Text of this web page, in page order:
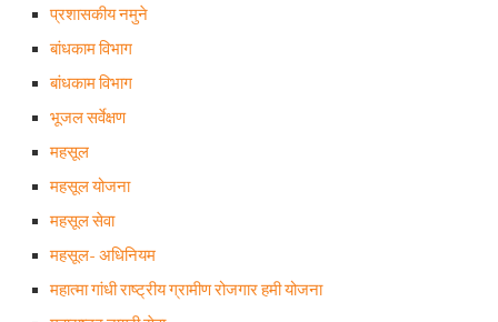
प्रशासकीय नमुने
बांधकाम विभाग
बांधकाम विभाग
भूजल सर्वेक्षण
महसूल
महसूल योजना
महसूल सेवा
महसूल- अधिनियम
महात्मा गांधी राष्ट्रीय ग्रामीण रोजगार हमी योजना